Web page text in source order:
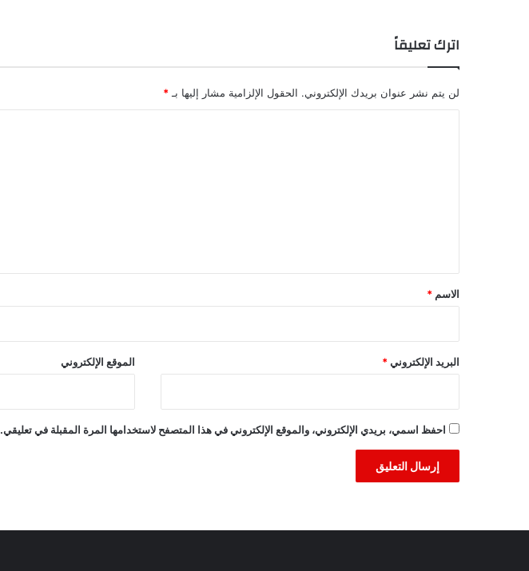
اترك تعليقاً
لن يتم نشر عنوان بريدك الإلكتروني. الحقول الإلزامية مشار إليها بـ *
*
الاسم *
البريد الإلكتروني * الموقع الإلكتروني
احفظ اسمي، بريدي الإلكتروني، والموقع الإلكتروني في هذا المتصفح لاستخدامها المرة المقبلة في تعليقي.